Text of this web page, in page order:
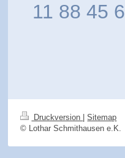
11 88 45 6
Druckversion
Sitemap
© Lothar Schmithausen e.K.